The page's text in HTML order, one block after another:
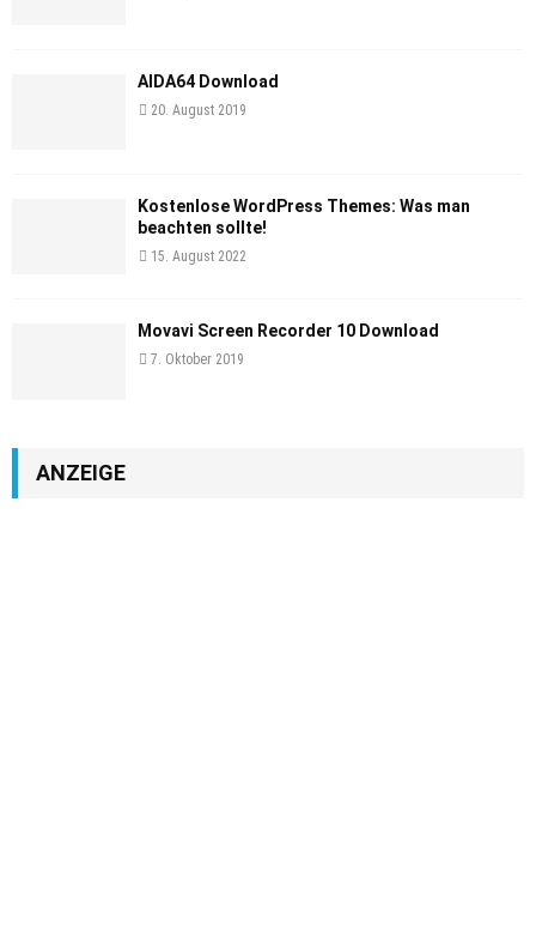
AIDA64 Download
20. August 2019
Kostenlose WordPress Themes: Was man
beachten sollte!
15. August 2022
Movavi Screen Recorder 10 Download
7. Oktober 2019
ANZEIGE